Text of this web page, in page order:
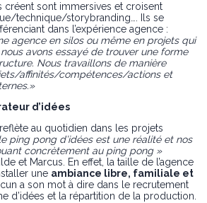
créent sont immersives et croisent
technique/storybranding…. Ils se
dans l’expérience agence :
agence en silos ou même en projets qui
avons essayé de trouver une forme
Nous travaillons de manière
affinités/compétences/actions et
d’idées
au quotidien dans les projets
ping pong d’idées est une réalité et nos
concrètement au ping pong »
et Marcus. En effet, la taille de l’agence
une ambiance libre, familiale et
a son mot à dire dans le recrutement
d’idées et la répartition de la production.